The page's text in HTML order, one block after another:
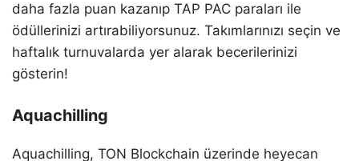
daha fazla puan kazanıp TAP PAC paraları ile
ödüllerinizi artırabiliyorsunuz. Takımlarınızı seçin ve
haftalık turnuvalarda yer alarak becerilerinizi
gösterin!
Aquachilling
Aquachilling, TON Blockchain üzerinde heyecan